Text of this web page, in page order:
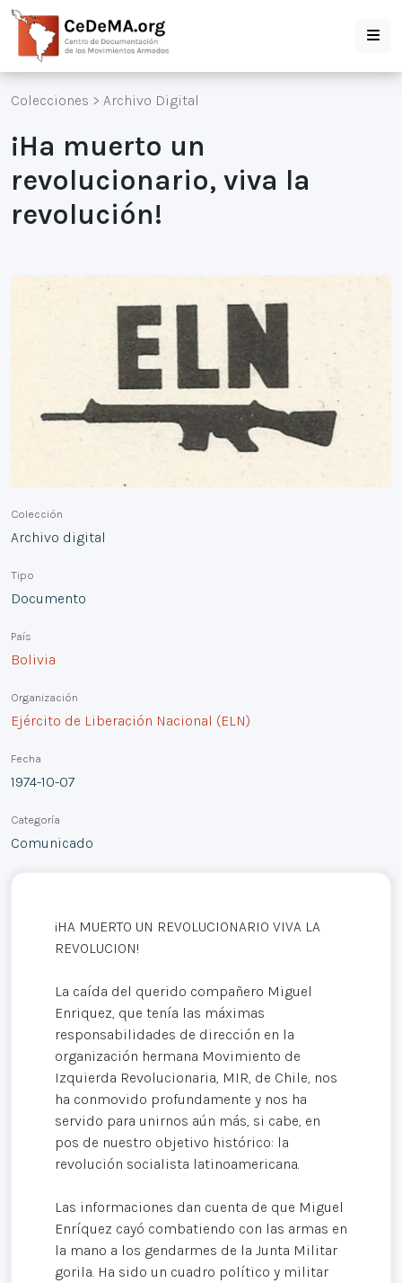
Colecciones > Archivo Digital
¡Ha muerto un
revolucionario, viva la
revolución!
Colección
Archivo digital
Tipo
Documento
País
Bolivia
Organización
Ejército de Liberación Nacional (ELN)
Fecha
1974-10-07
Categoría
Comunicado
¡HA MUERTO UN REVOLUCIONARIO VIVA LA
REVOLUCION!
La caída del querido compañero Miguel
Enriquez, que tenía las máximas
responsabilidades de dirección en la
organización hermana Movimiento de
Izquierda Revolucionaria, MIR, de Chile, nos
ha conmovido profundamente y nos ha
servido para unirnos aún más, si cabe, en
pos de nuestro objetivo histórico: la
revolución socialista latinoamericana.
Las informaciones dan cuenta de que Miguel
Enríquez cayó combatiendo con las armas en
la mano a los gendarmes de la Junta Militar
gorila. Ha sido un cuadro político y militar